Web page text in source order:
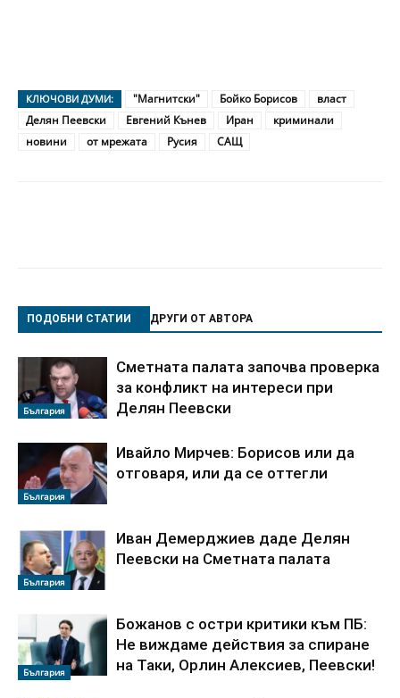
КЛЮЧОВИ ДУМИ: "Магнитски" Бойко Борисов
власт
Делян Пеевски
Евгений Кънев Иран
криминали
новини
от мрежата Русия САЩ
ПОДОБНИ СТАТИИ ДРУГИ ОТ АВТОРА
България
Сметната палата започва проверка
за конфликт на интереси при
Делян Пеевски
България
Ивайло Мирчев: Борисов или да
отговаря, или да се оттегли
България
Иван Демерджиев даде Делян
Пеевски на Сметната палата
България
Божанов с остри критики към ПБ:
Не виждаме действия за спиране
на Таки, Орлин Алексиев, Пеевски!